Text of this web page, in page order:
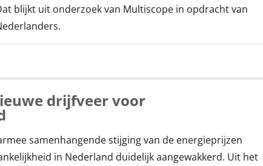
blijkt uit onderzoek van Multiscope in opdracht van
drijfveer voor
samenhangende stijging van de energieprijzen
in Nederland duidelijk aangewakkerd. Uit het